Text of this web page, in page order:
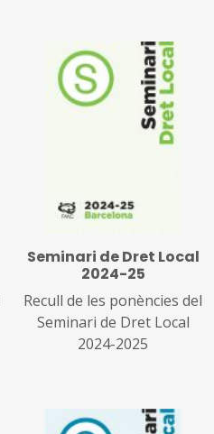
Seminari de Dret Local
2024-25
Recull de les ponències del
Seminari de Dret Local
2024-2025